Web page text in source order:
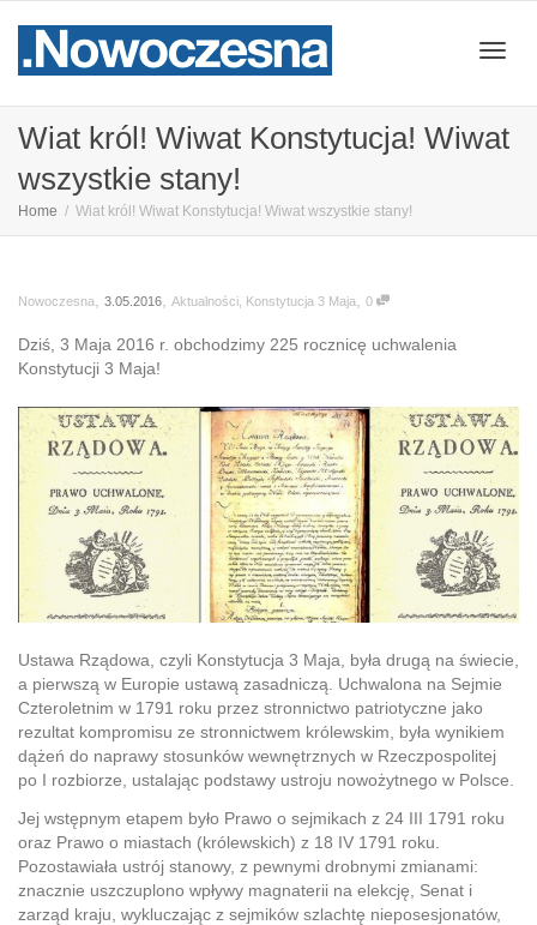
Wiat król! Wiwat Konstytucja! Wiwat
wszystkie stany!
Home Wiat król! Wiwat Konstytucja! Wiwat wszystkie stany!
Nowoczesna 3.05.2016 Aktualności Konstytucja 3 Maja 0
Dziś, 3 Maja 2016 r. obchodzimy 225 rocznicę uchwalenia
Konstytucji 3 Maja!
Ustawa Rządowa, czyli Konstytucja 3 Maja, była drugą na świecie,
a pierwszą w Europie ustawą zasadniczą. Uchwalona na Sejmie
Czteroletnim w 1791 roku przez stronnictwo patriotyczne jako
rezultat kompromisu ze stronnictwem królewskim, była wynikiem
dążeń do naprawy stosunków wewnętrznych w Rzeczpospolitej
po I rozbiorze, ustalając podstawy ustroju nowożytnego w Polsce.
Jej wstępnym etapem było Prawo o sejmikach z 24 III 1791 roku
oraz Prawo o miastach (królewskich) z 18 IV 1791 roku.
Pozostawiała ustrój stanowy, z pewnymi drobnymi zmianami:
znacznie uszczuplono wpływy magnaterii na elekcję, Senat i
zarząd kraju, wykluczając z sejmików szlachtę nieposesjonatów,